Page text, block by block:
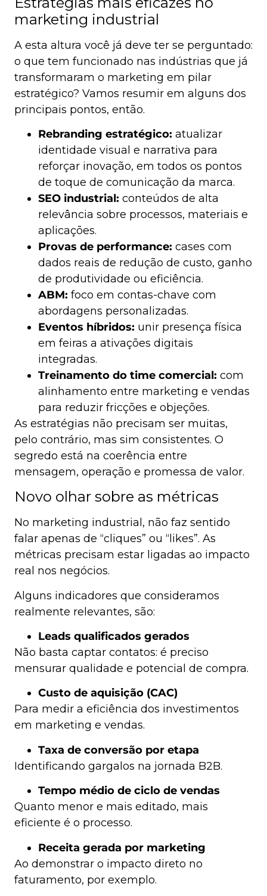
marketing industrial
A esta altura você já deve ter se perguntado:
o que tem funcionado nas indústrias que já
transformaram o marketing em pilar
estratégico? Vamos resumir em alguns dos
principais pontos, então.
Rebranding estratégico: atualizar
identidade visual e narrativa para
reforçar inovação, em todos os pontos
de toque de comunicação da marca.
SEO industrial: conteúdos de alta
relevância sobre processos, materiais e
aplicações.
Provas de performance: cases com
dados reais de redução de custo, ganho
de produtividade ou eficiência.
ABM: foco em contas-chave com
abordagens personalizadas.
Eventos híbridos: unir presença física
em feiras a ativações digitais
integradas.
Treinamento do time comercial: com
alinhamento entre marketing e vendas
para reduzir fricções e objeções.
As estratégias não precisam ser muitas,
pelo contrário, mas sim consistentes. O
segredo está na coerência entre
mensagem, operação e promessa de valor.
Novo olhar sobre as métricas
No marketing industrial, não faz sentido
falar apenas de “cliques” ou “likes”. As
métricas precisam estar ligadas ao impacto
real nos negócios.
Alguns indicadores que consideramos
realmente relevantes, são:
Leads qualificados gerados
Não basta captar contatos: é preciso
mensurar qualidade e potencial de compra.
Custo de aquisição (CAC)
Para medir a eficiência dos investimentos
em marketing e vendas.
Taxa de conversão por etapa
Identificando gargalos na jornada B2B.
Tempo médio de ciclo de vendas
Quanto menor e mais editado, mais
eficiente é o processo.
Receita gerada por marketing
Ao demonstrar o impacto direto no
faturamento, por exemplo.